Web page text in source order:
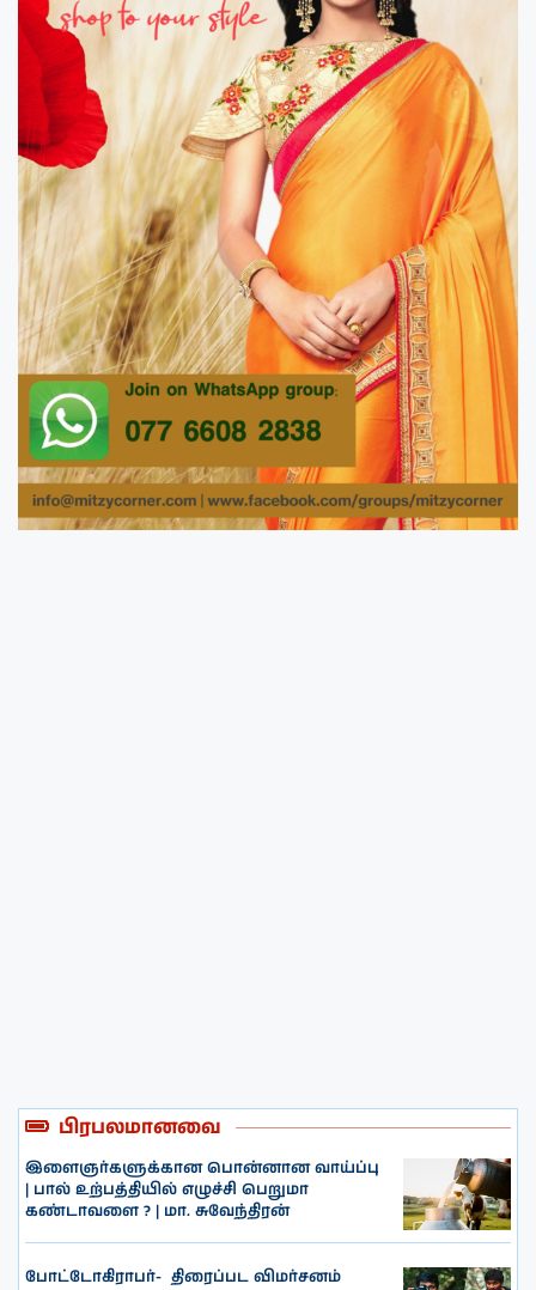
பிரபலமானவை
இளைஞர்களுக்கான பொன்னான வாய்ப்பு
| பால் உற்பத்தியில் எழுச்சி பெறுமா
கண்டாவளை ? | மா. சுவேந்திரன்
போட்டோகிராபர்- ‌ திரைப்பட விமர்சனம்